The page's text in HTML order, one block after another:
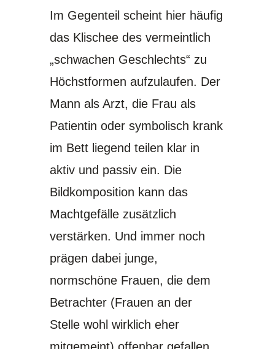
Im Gegenteil scheint hier häufig
das Klischee des vermeintlich
„schwachen Geschlechts“ zu
Höchstformen aufzulaufen. Der
Mann als Arzt, die Frau als
Patientin oder symbolisch krank
im Bett liegend teilen klar in
aktiv und passiv ein. Die
Bildkomposition kann das
Machtgefälle zusätzlich
verstärken. Und immer noch
prägen dabei junge,
normschöne Frauen, die dem
Betrachter (Frauen an der
Stelle wohl wirklich eher